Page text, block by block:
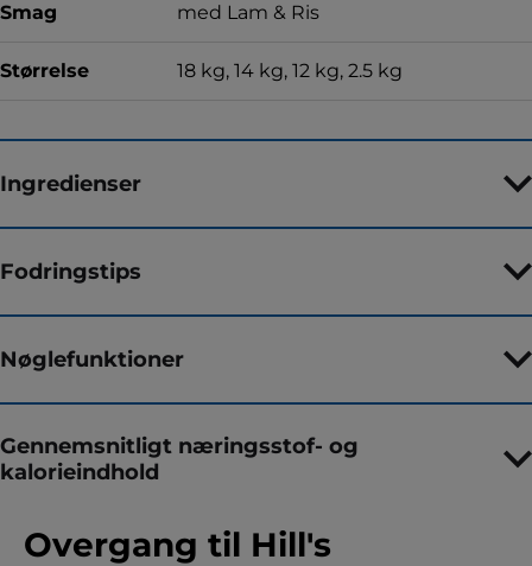
Smag med Lam & Ris
Størrelse 18 kg, 14 kg, 12 kg, 2.5 kg
Ingredienser
Fodringstips
Nøglefunktioner
Gennemsnitligt næringsstof- og
kalorieindhold
Overgang til Hill's